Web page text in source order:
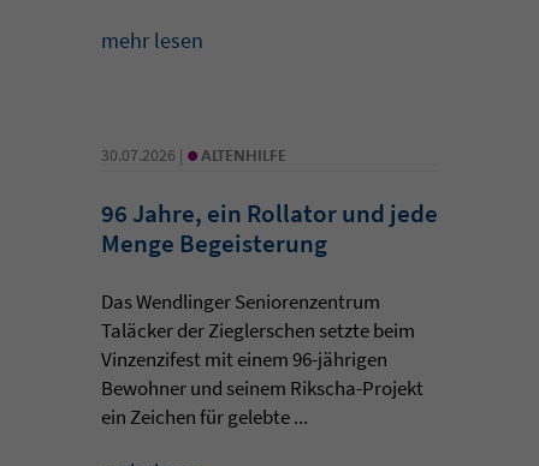
mehr lesen
30.07.2026 | • ALTENHILFE
96 Jahre, ein Rollator und jede
Menge Begeisterung
Das Wendlinger Seniorenzentrum
Taläcker der Zieglerschen setzte beim
Vinzenzifest mit einem 96-jährigen
Bewohner und seinem Rikscha-Projekt
ein Zeichen für gelebte ...